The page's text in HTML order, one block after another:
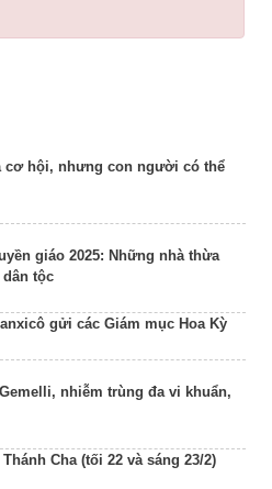
cơ hội, nhưng con người có thể
giáo 2025: Những nhà thừa
tộc
gửi các Giám mục Hoa Kỳ
nhiễm trùng đa vi khuẩn,
Cha (tối 22 và sáng 23/2)